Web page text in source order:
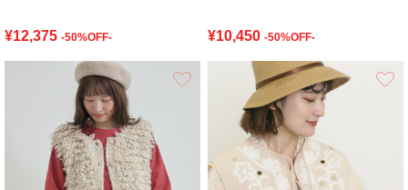
¥12,375 -50%OFF- ¥10,450 -50%OFF-
お気に入り